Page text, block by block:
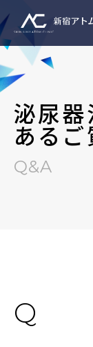
泌尿器
あるご
Q&A